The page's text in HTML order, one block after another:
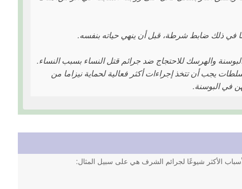
في ذلك ضابط شرطة، قبل أن ينهي حياته بنفسه.
والهرسك للاحتجاج ضد جرائم قتل النساء بسبب النساء.
يجب أن تتخذ إجراءات أكثر فعالية لحماية نيزاما من
الأكثر شيوعًا لجرائم الشرف هي على سبيل المثال: